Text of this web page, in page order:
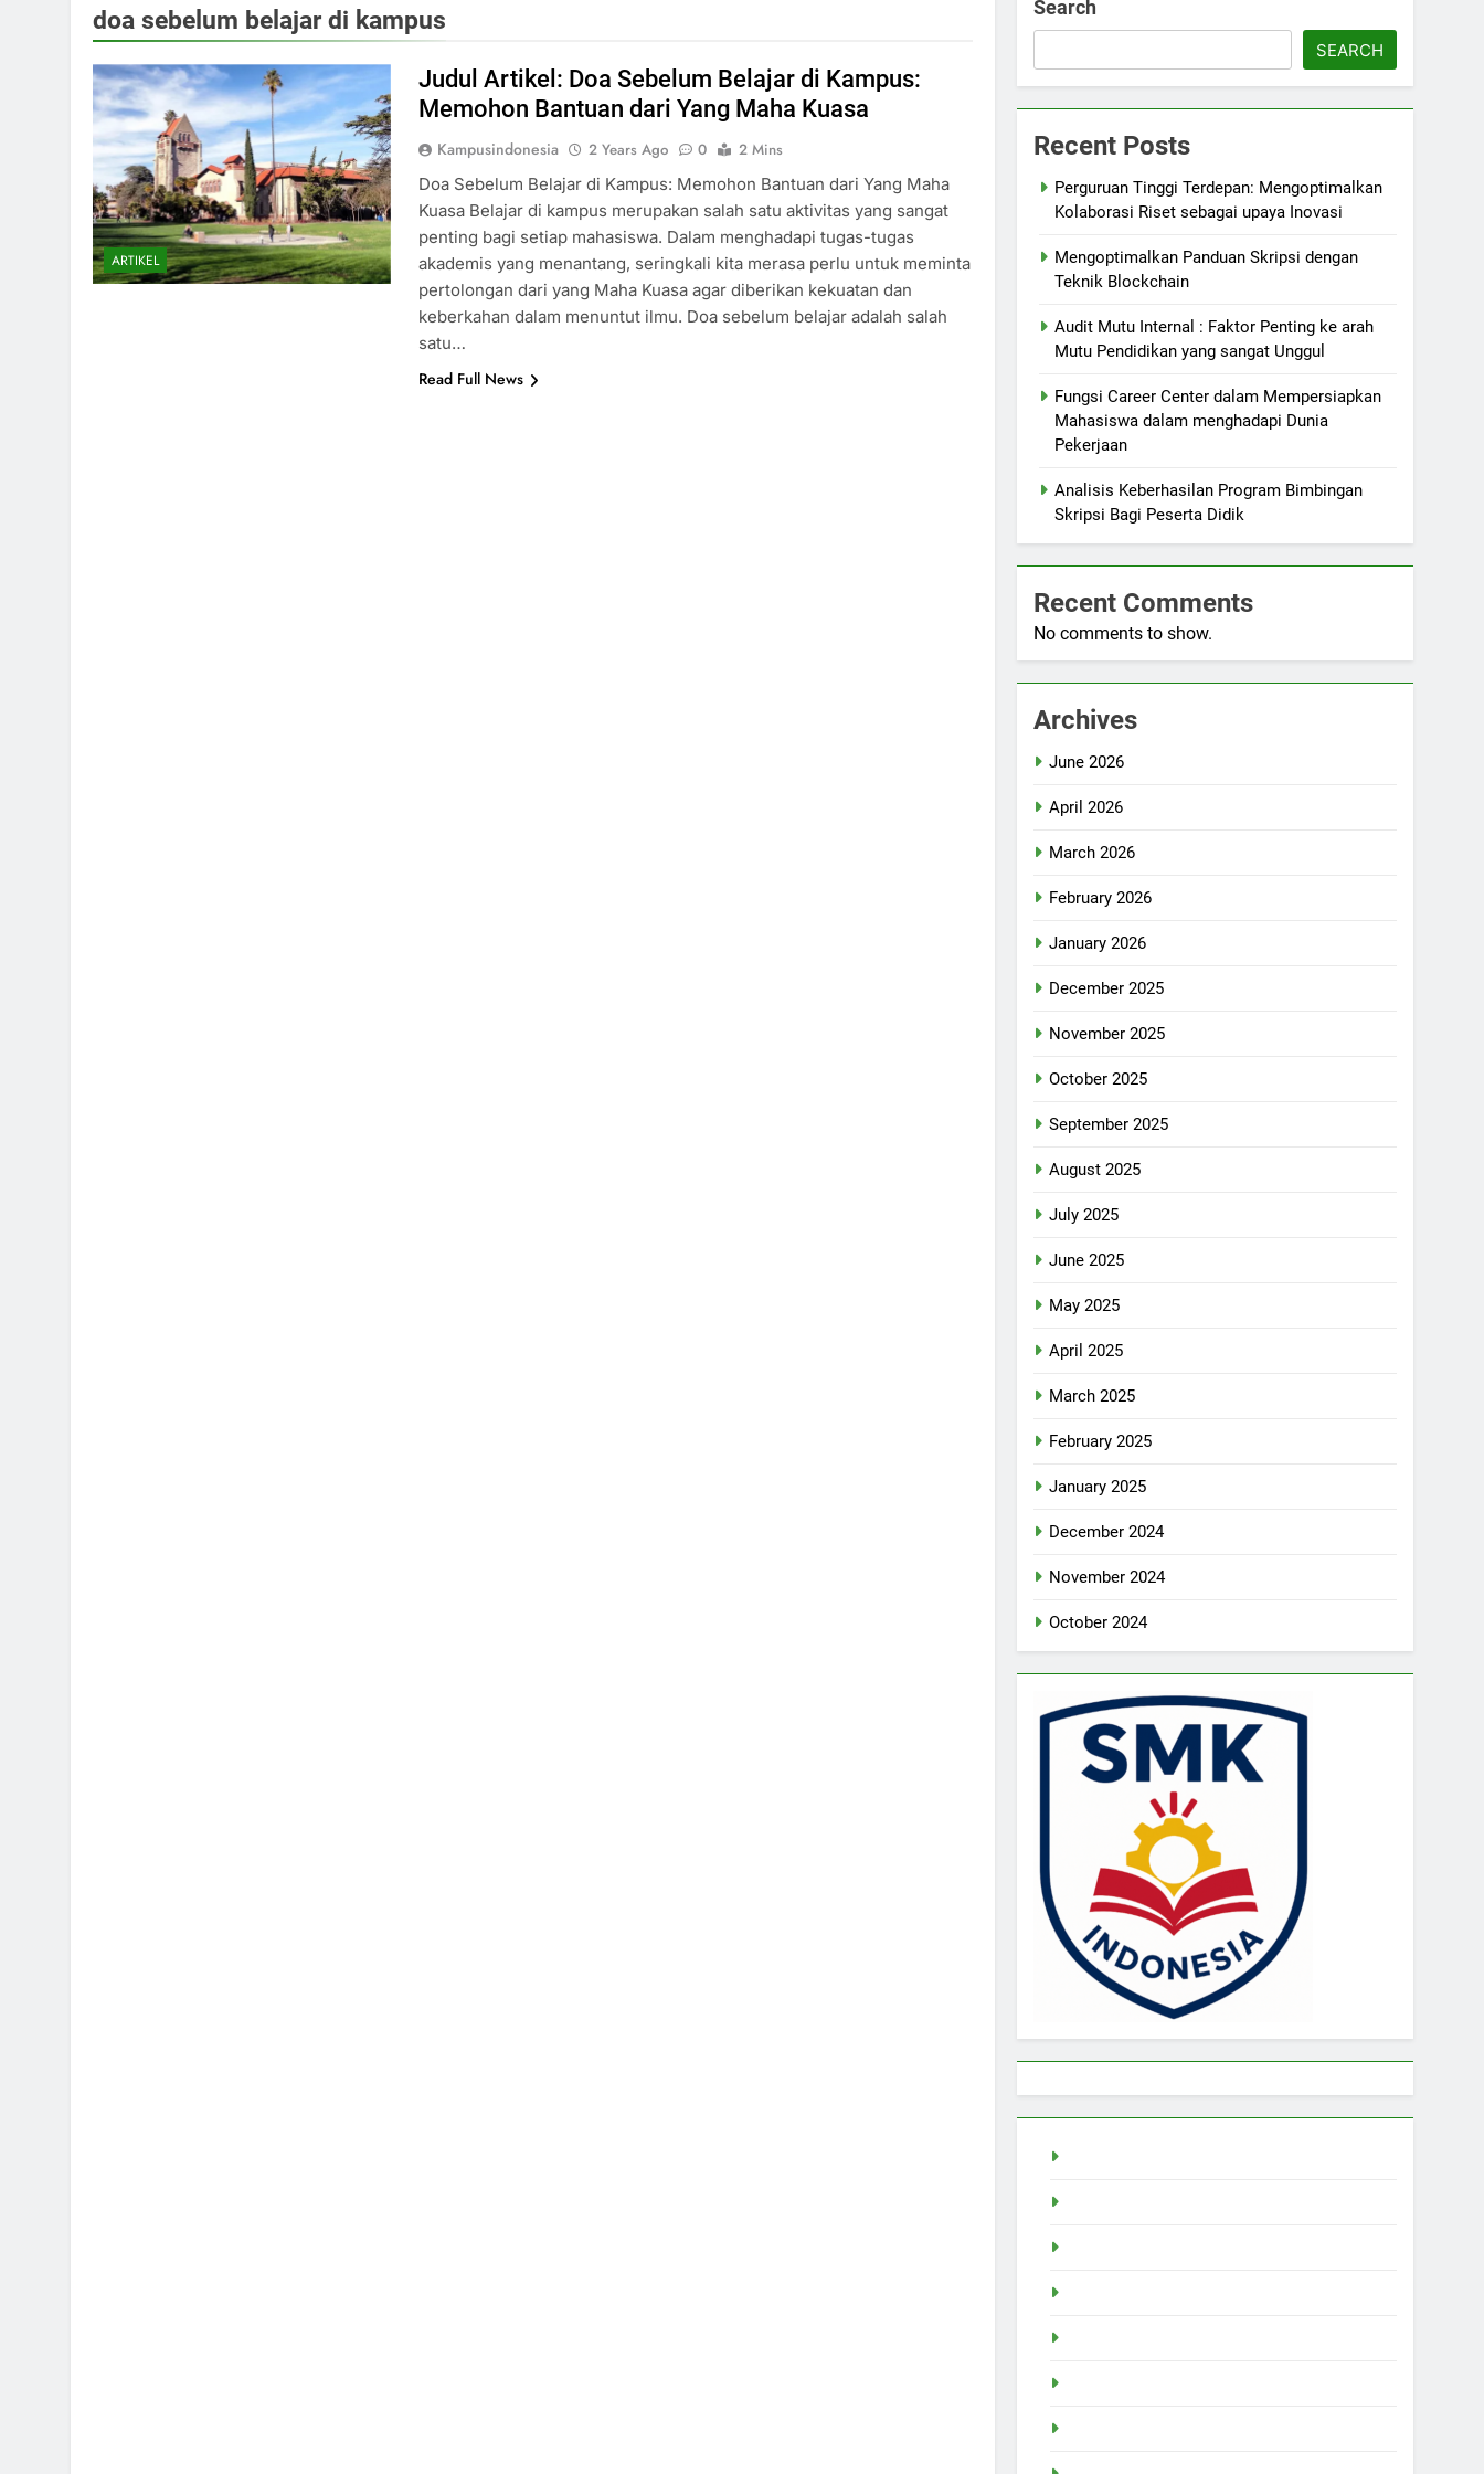
doa sebelum belajar di kampus
ARTIKEL
Judul Artikel: Doa Sebelum Belajar di Kampus:
Memohon Bantuan dari Yang Maha Kuasa
Kampusindonesia 2 Years Ago 0
2 Mins
Doa Sebelum Belajar di Kampus: Memohon Bantuan dari Yang Maha
Kuasa Belajar di kampus merupakan salah satu aktivitas yang sangat
penting bagi setiap mahasiswa. Dalam menghadapi tugas-tugas
akademis yang menantang, seringkali kita merasa perlu untuk meminta
pertolongan dari yang Maha Kuasa agar diberikan kekuatan dan
keberkahan dalam menuntut ilmu. Doa sebelum belajar adalah salah
satu…
Read Full News
Search
SEARCH
Recent Posts
Perguruan Tinggi Terdepan: Mengoptimalkan
Kolaborasi Riset sebagai upaya Inovasi
Mengoptimalkan Panduan Skripsi dengan
Teknik Blockchain
Audit Mutu Internal : Faktor Penting ke arah
Mutu Pendidikan yang sangat Unggul
Fungsi Career Center dalam Mempersiapkan
Mahasiswa dalam menghadapi Dunia
Pekerjaan
Analisis Keberhasilan Program Bimbingan
Skripsi Bagi Peserta Didik
Recent Comments
No comments to show.
Archives
June 2026
April 2026
March 2026
February 2026
January 2026
December 2025
November 2025
October 2025
September 2025
August 2025
July 2025
June 2025
May 2025
April 2025
March 2025
February 2025
January 2025
December 2024
November 2024
October 2024